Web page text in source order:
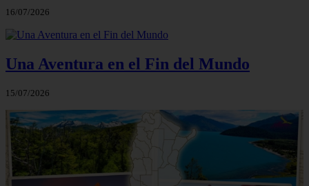
16/07/2026
Una Aventura en el Fin del Mundo
15/07/2026